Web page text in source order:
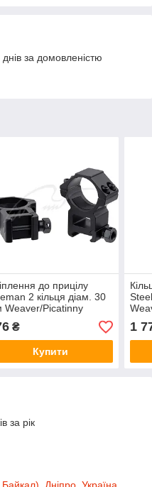
за домовленістю
до прицілу
2 кільця діам. 30
Weaver/Picatinny
₴
Купити
1
за рік